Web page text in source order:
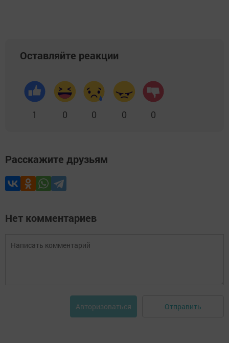
Оставляйте реакции
1 0 0 0 0
Расскажите друзьям
Нет комментариев
Авторизоваться Отправить